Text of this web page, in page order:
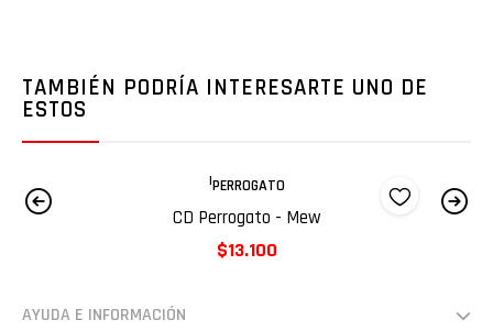
TAMBIÉN PODRÍA INTERESARTE UNO DE
ESTOS
|PERROGATO
CD Perrogato - Mew
$13.100
AYUDA E INFORMACIÓN